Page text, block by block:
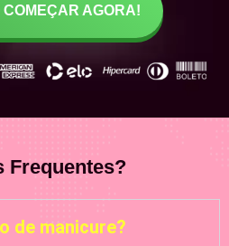
COMEÇAR AGORA!
Frequentes?
de manicure?